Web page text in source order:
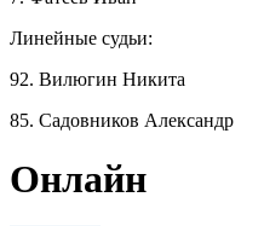
Линейные судьи:
92. Вилюгин Никита
85. Садовников Александр
Онлайн